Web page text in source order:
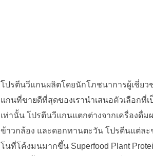
โปรตีนวีแกนผลิตโดยนักโภชนาการผู้เชี่ยว
แกนที่ขายดีที่สุดของเรานำเสนอตัวเลือก
เท่านั้น โปรตีนวีแกนแตกต่างจากเครื่องดื่
ข้าวกล้อง และดอกทานตะวัน โปรตีนแต่ล
โนที่โค้งมนมากขึ้น Superfood Plant